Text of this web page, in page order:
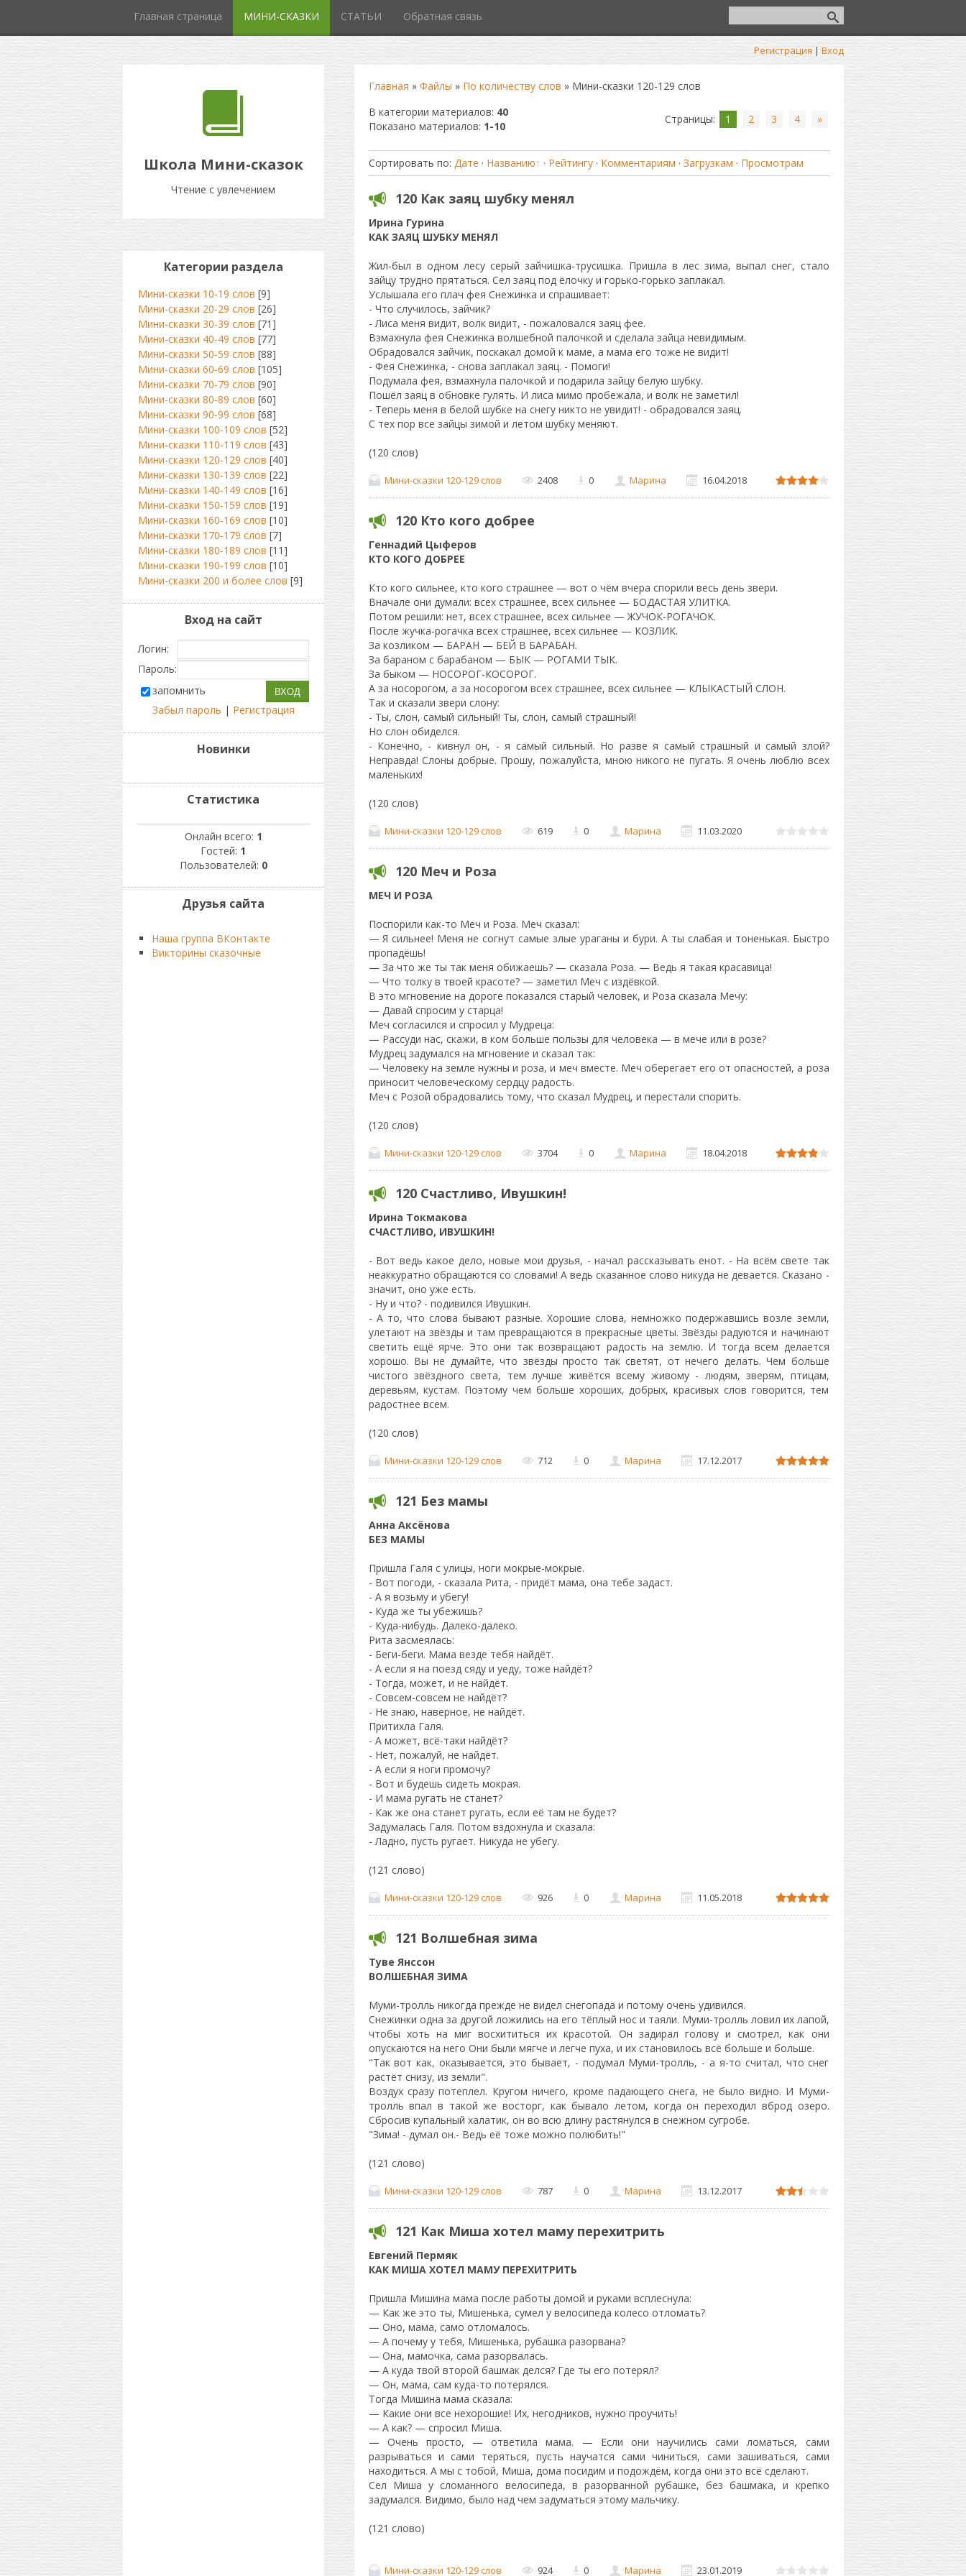
Главная страница МИНИ-СКАЗКИ СТАТЬИ Обратная связь
Регистрация | Вход
Школа Мини-сказок
Чтение с увлечением
Главная » Файлы » По количеству слов » Мини-сказки 120-129 слов
В категории материалов: 40
Показано материалов: 1-10
Страницы: 1 2 3 4 »
Сортировать по: Дате · Названию · Рейтингу· Комментариям · Загрузкам · Просмотрам
120 Как заяц шубку менял
Ирина Гурина
КАК ЗАЯЦ ШУБКУ МЕНЯЛ
Жил-был в одном лесу серый зайчишка-трусишка. Пришла в лес зима, выпал снег, стало
зайцу трудно прятаться. Сел заяц под ёлочку и горько-горько заплакал.
Услышала его плач фея Снежинка и спрашивает:
- Что случилось, зайчик?
- Лиса меня видит, волк видит, - пожаловался заяц фее.
Взмахнула фея Снежинка волшебной палочкой и сделала зайца невидимым.
Обрадовался зайчик, поскакал домой к маме, а мама его тоже не видит!
- Фея Снежинка, - снова заплакал заяц. - Помоги!
Подумала фея, взмахнула палочкой и подарила зайцу белую шубку.
Пошёл заяц в обновке гулять. И лиса мимо пробежала, и волк не заметил!
- Теперь меня в белой шубке на снегу никто не увидит! - обрадовался заяц.
С тех пор все зайцы зимой и летом шубку меняют.
(120 слов)
Мини-сказки 120-129 слов 2408 0 Марина 16.04.2018
120 Кто кого добрее
Геннадий Цыферов
КТО КОГО ДОБРЕЕ
Кто кого сильнее, кто кого страшнее — вот о чём вчера спорили весь день звери.
Вначале они думали: всех страшнее, всех сильнее — БОДАСТАЯ УЛИТКА.
Потом решили: нет, всех страшнее, всех сильнее — ЖУЧОК-РОГАЧОК.
После жучка-рогачка всех страшнее, всех сильнее — КОЗЛИК.
За козликом — БАРАН — БЕЙ В БАРАБАН.
За бараном с барабаном — БЫК — РОГАМИ ТЫК.
За быком — НОСОРОГ-КОСОРОГ.
А за носорогом, а за носорогом всех страшнее, всех сильнее — КЛЫКАСТЫЙ СЛОН.
Так и сказали звери слону:
- Ты, слон, самый сильный! Ты, слон, самый страшный!
Но слон обиделся.
- Конечно, - кивнул он, - я самый сильный. Но разве я самый страшный и самый злой?
Неправда! Слоны добрые. Прошу, пожалуйста, мною никого не пугать. Я очень люблю всех
маленьких!
(120 слов)
Мини-сказки 120-129 слов 619 0 Марина 11.03.2020
120 Меч и Роза
МЕЧ И РОЗА
Поспорили как-то Меч и Роза. Меч сказал:
— Я сильнее! Меня не согнут самые злые ураганы и бури. А ты слабая и тоненькая. Быстро
пропадёшь!
— За что же ты так меня обижаешь? — сказала Роза. — Ведь я такая красавица!
— Что толку в твоей красоте? — заметил Меч с издёвкой.
В это мгновение на дороге показался старый человек, и Роза сказала Мечу:
— Давай спросим у старца!
Меч согласился и спросил у Мудреца:
— Рассуди нас, скажи, в ком больше пользы для человека — в мече или в розе?
Мудрец задумался на мгновение и сказал так:
— Человеку на земле нужны и роза, и меч вместе. Меч оберегает его от опасностей, а роза
приносит человеческому сердцу радость.
Меч с Розой обрадовались тому, что сказал Мудрец, и перестали спорить.
(120 слов)
Мини-сказки 120-129 слов 3704 0 Марина 18.04.2018
120 Счастливо, Ивушкин!
Ирина Токмакова
СЧАСТЛИВО, ИВУШКИН!
- Вот ведь какое дело, новые мои друзья, - начал рассказывать енот. - На всём свете так
неаккуратно обращаются со словами! А ведь сказанное слово никуда не девается. Сказано -
значит, оно уже есть.
- Ну и что? - подивился Ивушкин.
- А то, что слова бывают разные. Хорошие слова, немножко подержавшись возле земли,
улетают на звёзды и там превращаются в прекрасные цветы. Звёзды радуются и начинают
светить ещё ярче. Это они так возвращают радость на землю. И тогда всем делается
хорошо. Вы не думайте, что звёзды просто так светят, от нечего делать. Чем больше
чистого звёздного света, тем лучше живётся всему живому - людям, зверям, птицам,
деревьям, кустам. Поэтому чем больше хороших, добрых, красивых слов говорится, тем
радостнее всем.
(120 слов)
Мини-сказки 120-129 слов 712 0 Марина 17.12.2017
121 Без мамы
Анна Аксёнова
БЕЗ МАМЫ
Пришла Галя с улицы, ноги мокрые-мокрые.
- Вот погоди, - сказала Рита, - придёт мама, она тебе задаст.
- А я возьму и убегу!
- Куда же ты убежишь?
- Куда-нибудь. Далеко-далеко.
Рита засмеялась:
- Беги-беги. Мама везде тебя найдёт.
- А если я на поезд сяду и уеду, тоже найдёт?
- Тогда, может, и не найдёт.
- Совсем-совсем не найдёт?
- Не знаю, наверное, не найдёт.
Притихла Галя.
- А может, всё-таки найдёт?
- Нет, пожалуй, не найдёт.
- А если я ноги промочу?
- Вот и будешь сидеть мокрая.
- И мама ругать не станет?
- Как же она станет ругать, если её там не будет?
Задумалась Галя. Потом вздохнула и сказала:
- Ладно, пусть ругает. Никуда не убегу.
(121 слово)
Мини-сказки 120-129 слов 926 0 Марина 11.05.2018
121 Волшебная зима
Туве Янссон
ВОЛШЕБНАЯ ЗИМА
Муми-тролль никогда прежде не видел снегопада и потому очень удивился.
Снежинки одна за другой ложились на его тёплый нос и таяли. Муми-тролль ловил их лапой,
чтобы хоть на миг восхититься их красотой. Он задирал голову и смотрел, как они
опускаются на него Они были мягче и легче пуха, и их становилось всё больше и больше.
"Так вот как, оказывается, это бывает, - подумал Муми-тролль, - а я-то считал, что снег
растёт снизу, из земли".
Воздух сразу потеплел. Кругом ничего, кроме падающего снега, не было видно. И Муми-
тролль впал в такой же восторг, как бывало летом, когда он переходил вброд озеро.
Сбросив купальный халатик, он во всю длину растянулся в снежном сугробе.
"Зима! - думал он.- Ведь её тоже можно полюбить!"
(121 слово)
Мини-сказки 120-129 слов 787 0 Марина 13.12.2017
121 Как Миша хотел маму перехитрить
Евгений Пермяк
КАК МИША ХОТЕЛ МАМУ ПЕРЕХИТРИТЬ
Пришла Мишина мама после работы домой и руками всплеснула:
— Как же это ты, Мишенька, сумел у велосипеда колесо отломать?
— Оно, мама, само отломалось.
— А почему у тебя, Мишенька, рубашка разорвана?
— Она, мамочка, сама разорвалась.
— А куда твой второй башмак делся? Где ты его потерял?
— Он, мама, сам куда-то потерялся.
Тогда Мишина мама сказала:
— Какие они все нехорошие! Их, негодников, нужно проучить!
— А как? — спросил Миша.
— Очень просто, — ответила мама. — Если они научились сами ломаться, сами
разрываться и сами теряться, пусть научатся сами чиниться, сами зашиваться, сами
находиться. А мы с тобой, Миша, дома посидим и подождём, когда они это всё сделают.
Сел Миша у сломанного велосипеда, в разорванной рубашке, без башмака, и крепко
задумался. Видимо, было над чем задуматься этому мальчику.
(121 слово)
Мини-сказки 120-129 слов 924 0 Марина 23.01.2019
Категории раздела
Мини-сказки 10-19 слов [9]
Мини-сказки 20-29 слов [26]
Мини-сказки 30-39 слов [71]
Мини-сказки 40-49 слов [77]
Мини-сказки 50-59 слов [88]
Мини-сказки 60-69 слов [105]
Мини-сказки 70-79 слов [90]
Мини-сказки 80-89 слов [60]
Мини-сказки 90-99 слов [68]
Мини-сказки 100-109 слов [52]
Мини-сказки 110-119 слов [43]
Мини-сказки 120-129 слов [40]
Мини-сказки 130-139 слов [22]
Мини-сказки 140-149 слов [16]
Мини-сказки 150-159 слов [19]
Мини-сказки 160-169 слов [10]
Мини-сказки 170-179 слов [7]
Мини-сказки 180-189 слов [11]
Мини-сказки 190-199 слов [10]
Мини-сказки 200 и более слов [9]
Вход на сайт
Логин:
Пароль:
запомнить
Забыл пароль | Регистрация
Новинки
Статистика
Онлайн всего: 1
Гостей: 1
Пользователей: 0
Друзья сайта
Наша группа ВКонтакте
Викторины сказочные